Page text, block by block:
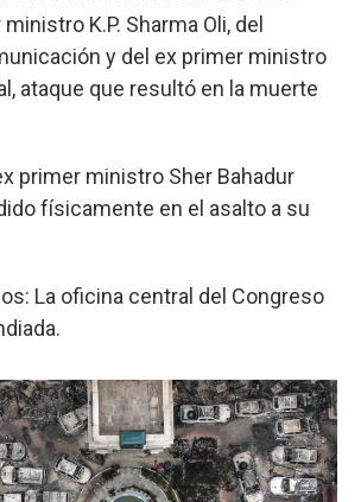
K.P. Sharma Oli, del
y del ex primer ministro
ataque que resultó en la muerte
primer ministro Sher Bahadur
físicamente en el asalto a su
La oficina central del Congreso